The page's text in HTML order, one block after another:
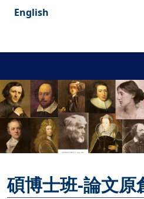
English
碩博士班-論文原